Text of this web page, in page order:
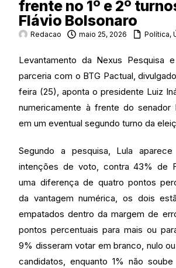
frente no 1º e 2º
Flávio Bolsonaro
Redacao maio 25, 2026 Política,
Levantamento da Nexus Pesquisa
parceria com o BTG Pactual,
feira (25), aponta o presidente Luiz
numericamente à frente do senador
em um eventual segundo turno da
Segundo a pesquisa, Lula
intenções de voto, contra 43% de
uma diferença de quatro pontos
da vantagem numérica, os dois
empatados dentro da margem de
pontos percentuais para mais ou
9% disseram votar em branco, nulo
candidatos, enquanto 1% não